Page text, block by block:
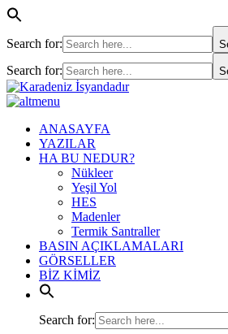
Search for:
Search for:
ANASAYFA
YAZILAR
HA BU NEDUR?
Nükleer
Yeşil Yol
HES
Madenler
Termik Santraller
BASIN AÇIKLAMALARI
GÖRSELLER
BİZ KİMİZ
Search for: